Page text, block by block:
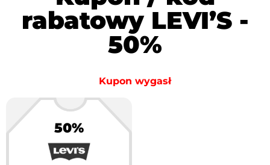
rabatowy LEVI’S -
50%
Kupon wygasł
50%